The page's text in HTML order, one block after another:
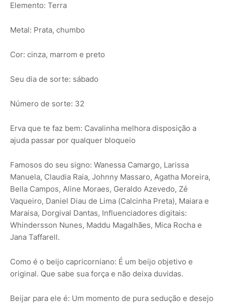
Elemento: Terra
Metal: Prata, chumbo
Cor: cinza, marrom e preto
Seu dia de sorte: sábado
Número de sorte: 32
Erva que te faz bem: Cavalinha melhora disposição a
ajuda passar por qualquer bloqueio
Famosos do seu signo: Wanessa Camargo, Larissa
Manuela, Claudia Raia, Johnny Massaro, Agatha Moreira,
Bella Campos, Aline Moraes, Geraldo Azevedo, Zé
Vaqueiro, Daniel Diau de Lima (Calcinha Preta), Maiara e
Maraisa, Dorgival Dantas, Influenciadores digitais:
Whindersson Nunes, Maddu Magalhães, Mica Rocha e
Jana Taffarell.
Como é o beijo capricorniano: É um beijo objetivo e
original. Que sabe sua força e não deixa duvidas.
Beijar para ele é: Um momento de pura sedução e desejo